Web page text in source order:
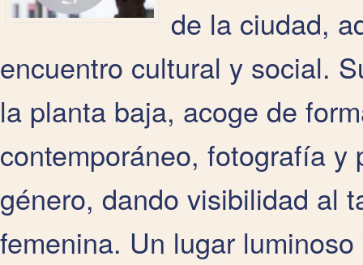
de la ciudad,
encuentro cultural y social.
la planta baja, acoge de
contemporáneo, fotografía y
género, dando visibilidad al
femenina. Un lugar